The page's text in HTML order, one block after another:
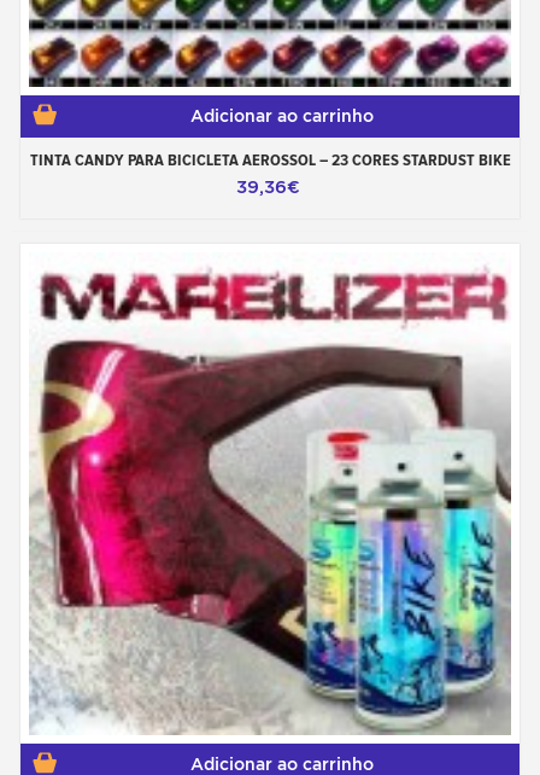
Adicionar ao carrinho
TINTA CANDY PARA BICICLETA AEROSSOL – 23 CORES STARDUST BIKE
39,36€
Adicionar ao carrinho